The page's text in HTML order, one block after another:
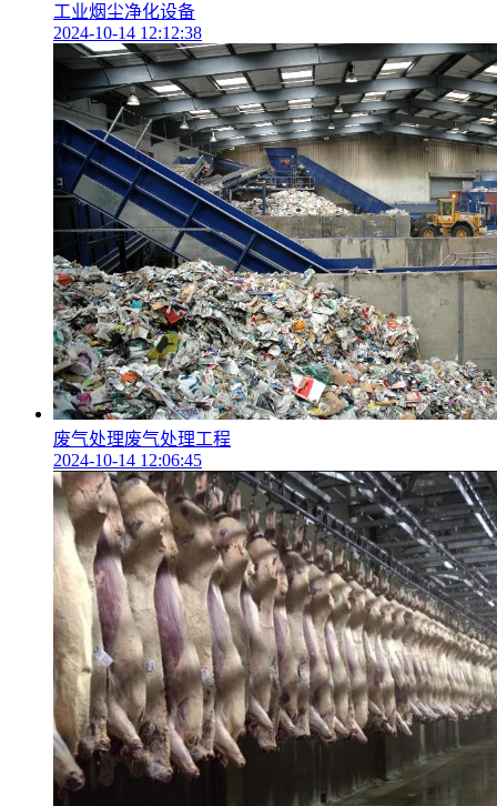
工业烟尘净化设备
2024-10-14 12:12:38
废气处理废气处理工程
2024-10-14 12:06:45